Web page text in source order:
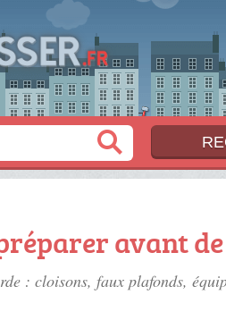
avant
: cloisons, faux plafonds,